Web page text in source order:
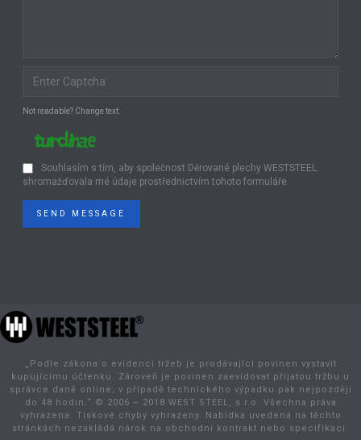
Not readable? Change text.
Souhlasím s tím, aby společnost Děrované plechy WESTSTEEL
shromažďovala mé údaje prostřednictvím tohoto formuláře.
SEND MESSAGE
„Podle zákona o evidenci tržeb je prodávající povinen vystavit
kupujícímu účtenku. Zároveň je povinen zaevidovat přijatou tržbu u
správce daně online; v případě technického výpadku pak nejpozději
do 48 hodin.“ © 2006 – 2018 WEST STEEL, s.r.o. Všechna práva
vyhrazena. Tiskové chyby vyhrazeny. Nabídka uvedená na těchto
stránkách nezakládá nárok na obchodní kontrakt nebo specifikaci.